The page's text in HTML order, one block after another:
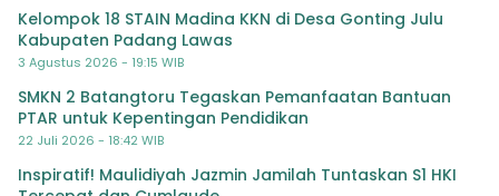
Kelompok 18 STAIN Madina KKN di Desa Gonting Julu
Kabupaten Padang Lawas
3 Agustus 2026 - 19:15 WIB
SMKN 2 Batangtoru Tegaskan Pemanfaatan Bantuan
PTAR untuk Kepentingan Pendidikan
22 Juli 2026 - 18:42 WIB
Inspiratif! Maulidiyah Jazmin Jamilah Tuntaskan S1 HKI